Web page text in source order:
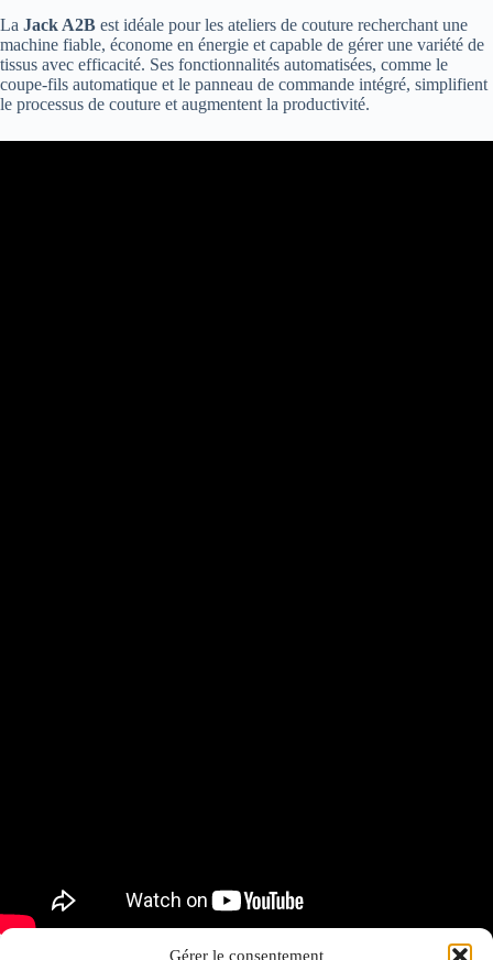
Gérer le consentement
La Jack A2B est idéale pour les ateliers de couture recherchant une
machine fiable, économe en énergie et capable de gérer une variété de
tissus avec efficacité. Ses fonctionnalités automatisées, comme le
coupe-fils automatique et le panneau de commande intégré, simplifient
le processus de couture et augmentent la productivité.